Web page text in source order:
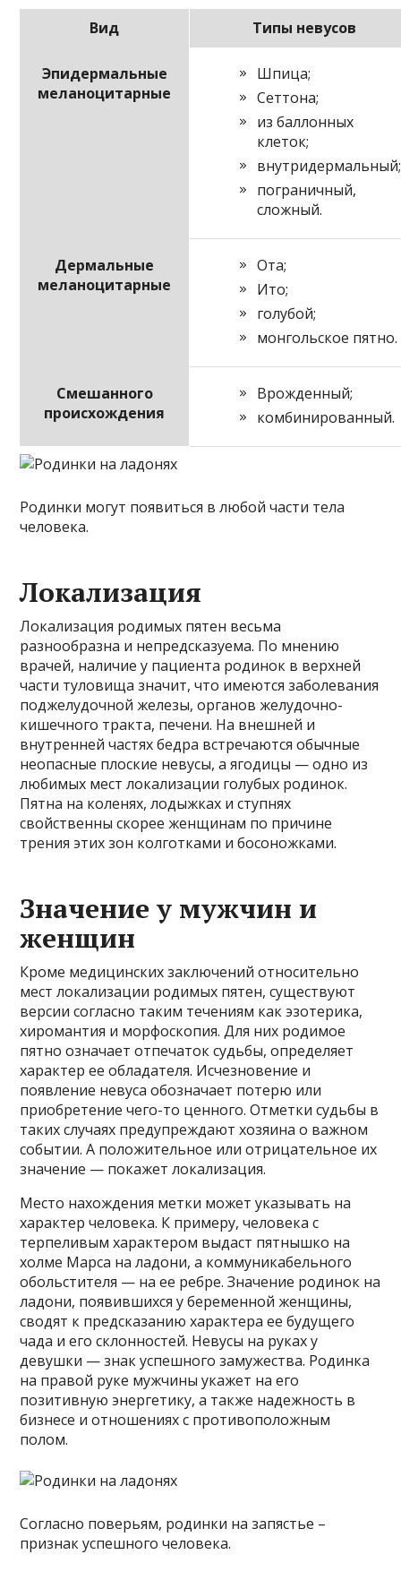
Вид Типы невусов
Эпидермальные
меланоцитарные
Шпица;
Сеттона;
из баллонных
клеток;
внутридермальный;
пограничный,
сложный.
Дермальные
меланоцитарные
Ота;
Ито;
голубой;
монгольское пятно.
Смешанного
происхождения
Врожденный;
комбинированный.
Родинки могут появиться в любой части тела
человека.
Локализация
Локализация родимых пятен весьма
разнообразна и непредсказуема. По мнению
врачей, наличие у пациента родинок в верхней
части туловища значит, что имеются заболевания
поджелудочной железы, органов желудочно-
кишечного тракта, печени. На внешней и
внутренней частях бедра встречаются обычные
неопасные плоские невусы, а ягодицы — одно из
любимых мест локализации голубых родинок.
Пятна на коленях, лодыжках и ступнях
свойственны скорее женщинам по причине
трения этих зон колготками и босоножками.
Значение у мужчин и
женщин
Кроме медицинских заключений относительно
мест локализации родимых пятен, существуют
версии согласно таким течениям как эзотерика,
хиромантия и морфоскопия. Для них родимое
пятно означает отпечаток судьбы, определяет
характер ее обладателя. Исчезновение и
появление невуса обозначает потерю или
приобретение чего-то ценного. Отметки судьбы в
таких случаях предупреждают хозяина о важном
событии. А положительное или отрицательное их
значение — покажет локализация.
Место нахождения метки может указывать на
характер человека. К примеру, человека с
терпеливым характером выдаст пятнышко на
холме Марса на ладони, а коммуникабельного
обольстителя — на ее ребре. Значение родинок на
ладони, появившихся у беременной женщины,
сводят к предсказанию характера ее будущего
чада и его склонностей. Невусы на руках у
девушки — знак успешного замужества. Родинка
на правой руке мужчины укажет на его
позитивную энергетику, а также надежность в
бизнесе и отношениях с противоположным
полом.
Согласно поверьям, родинки на запястье –
признак успешного человека.